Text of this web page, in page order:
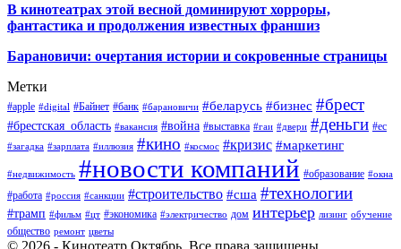
В кинотеатрах этой весной доминируют хорроры,
фантастика и продолжения известных франшиз
Барановичи: очертания истории и сокровенные страницы
Метки
#apple #digital #Байнет #банк #барановичи #беларусь #бизнес #брест
#брестская_область #вакансия #война #выставка #гаи #двери #деньги #ес
#загадка #зарплата #иллюзия #кино #космос #кризис #маркетинг
#недвижимость #новости компаний #образование #окна
#работа #россия #санкции #строительство #сша #технологии
#трамп #фильм #цт #экономика #электричество дом интерьер лизинг обучение
общество ремонт цветы
© 2026 - Кинотеатр Октябрь. Все права защищены.